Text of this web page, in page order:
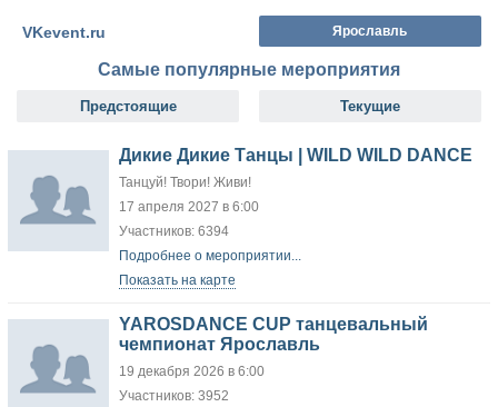
VKevent.ru Ярославль
Самые популярные мероприятия
Предстоящие Текущие
Дикие Дикие Танцы | WILD WILD DANCE
Танцуй! Твори! Живи!
17 апреля 2027 в 6:00
Участников: 6394
Подробнее о мероприятии...
Показать на карте
YAROSDANCE CUP танцевальный
чемпионат Ярославль
19 декабря 2026 в 6:00
Участников: 3952